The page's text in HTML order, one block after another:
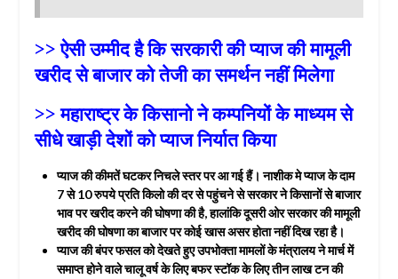
>> ऐसी उम्मीद है कि सरकारी की प्याज की मामूली
खरीद से बाजार को तेजी का समर्थन नहीं मिलेगा
>> महाराष्ट्र के किसानो ने कम्पनियों के माध्यम से
सीधे खाड़ी देशों को प्याज निर्यात किया
प्याज की कीमतें घटकर निचले स्तर पर आ गई हैं। नाशीक मे प्याज के दाम
7 से 10 रुपये प्रति किलो की दर से पहुंचने से सरकार ने किसानों से बाजार
भाव पर खरीद करने की घोषणा की है, हालांकि दूसरी ओर सरकार की मामूली
खरीद की घोषणा का बाजार पर कोई खास असर होता नहीं दिख रहा है।
प्याज की बंपर फसल को देखते हुए उपभोक्ता मामलों के मंत्रालय ने मार्च में
समाप्त होने वाले चालू वर्ष के लिए बफर स्टॉक के लिए तीन लाख टन की